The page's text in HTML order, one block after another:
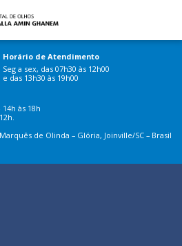
Horário de Atendimento
Seg a sex, das 07h30 às 12h00
e das 13h30 às 19h00
14h às 18h
de Olinda – Glória, Joinville/SC – Brasil